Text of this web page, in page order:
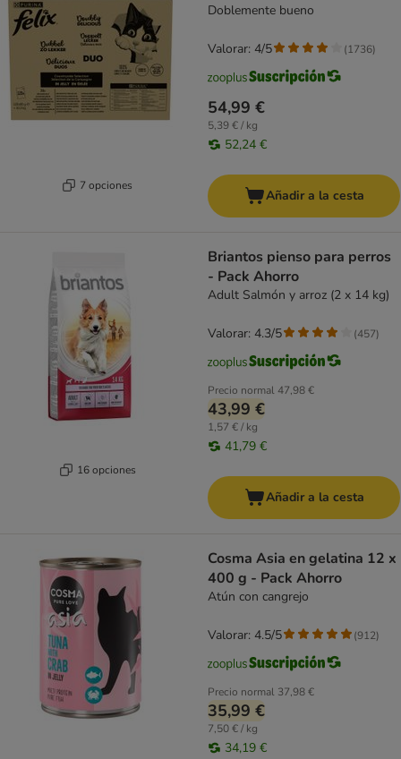
7 opciones
Doblemente bueno
54,99 €
5,39 € / kg
52,24 €
Valorar: 4/5 (1736)
Añadir a la cesta
16 opciones
Briantos pienso para perros
- Pack Ahorro
Adult Salmón y arroz (2 x 14 kg)
Precio normal47,98 €
43,99 €
1,57 € / kg
41,79 €
Valorar: 4.3/5 (457)
Añadir a la cesta
Cosma Asia en gelatina 12 x
400 g - Pack Ahorro
Atún con cangrejo
Precio normal 37,98 €
35,99 €
7,50 € / kg
34,19 €
Valorar: 4.5/5 (912)